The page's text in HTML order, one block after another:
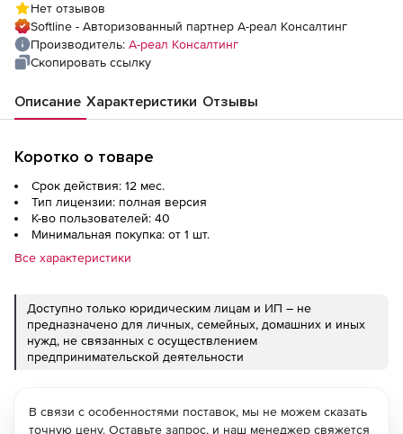
для образовательных учреждений), 40
пользователей
Нет отзывов
Softline - Авторизованный партнер А-реал Консалтинг
Производитель: А-реал Консалтинг
Скопировать ссылку
Описание Характеристики Отзывы
Коротко о товаре
Срок действия: 12 мес.
Тип лицензии: полная версия
К-во пользователей: 40
Минимальная покупка: от 1 шт.
Все характеристики
Доступно только юридическим лицам и ИП – не
предназначено для личных, семейных, домашних и иных
нужд, не связанных с осуществлением
предпринимательской деятельности
В связи с особенностями поставок, мы не можем сказать
точную цену. Оставьте запрос, и наш менеджер свяжется